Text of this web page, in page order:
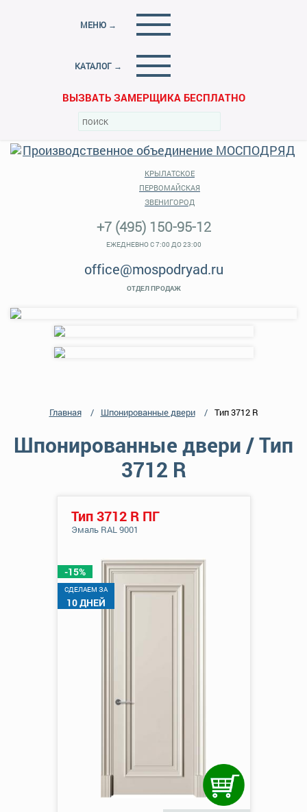
МЕНЮ →
КАТАЛОГ →
ВЫЗВАТЬ ЗАМЕРЩИКА БЕСПЛАТНО
КРЫЛАТСКОЕ
ПЕРВОМАЙСКАЯ
ЗВЕНИГОРОД
+7 (495) 150-95-12
ЕЖЕДНЕВНО С 7:00 ДО 23:00
office@mospodryad.ru
ОТДЕЛ ПРОДАЖ
Главная Шпонированные двери Тип 3712 R
Шпонированные двери / Тип
3712 R
-15%
CДЕЛАЕМ ЗА
10 ДНЕЙ
Тип 3712 R ПГ
Эмаль RAL 9001